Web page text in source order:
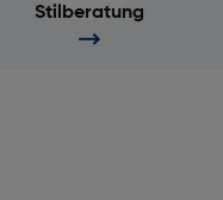
Stilberatung